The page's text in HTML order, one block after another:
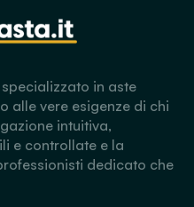
in aste
alle vere esigenze di chi
intuitiva,
e controllate e la
dedicato che